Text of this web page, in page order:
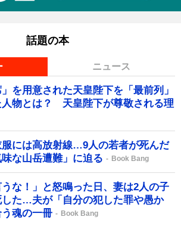
話題の本
ニュース
を用意された天皇陛下を「最前列」
人物とは？ 天皇陛下が尊敬される理
には高放射線…9人の若者が死んだ
味な山岳遭難」に迫る
Book Bang
うな！」と怒鳴った日、妻は2人の子
した…夫が「自分の犯した罪や愚か
魂の一冊
Book Bang